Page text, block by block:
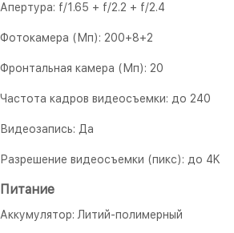
Апертура: f/1.65 + f/2.2 + f/2.4
Фотокамера (Мп): 200+8+2
Фронтальная камера (Мп): 20
Частота кадров видеосъемки: до 240
Видеозапись: Да
Разрешение видеосъемки (пикс): до 4K
Питание
Аккумулятор: Литий-полимерный